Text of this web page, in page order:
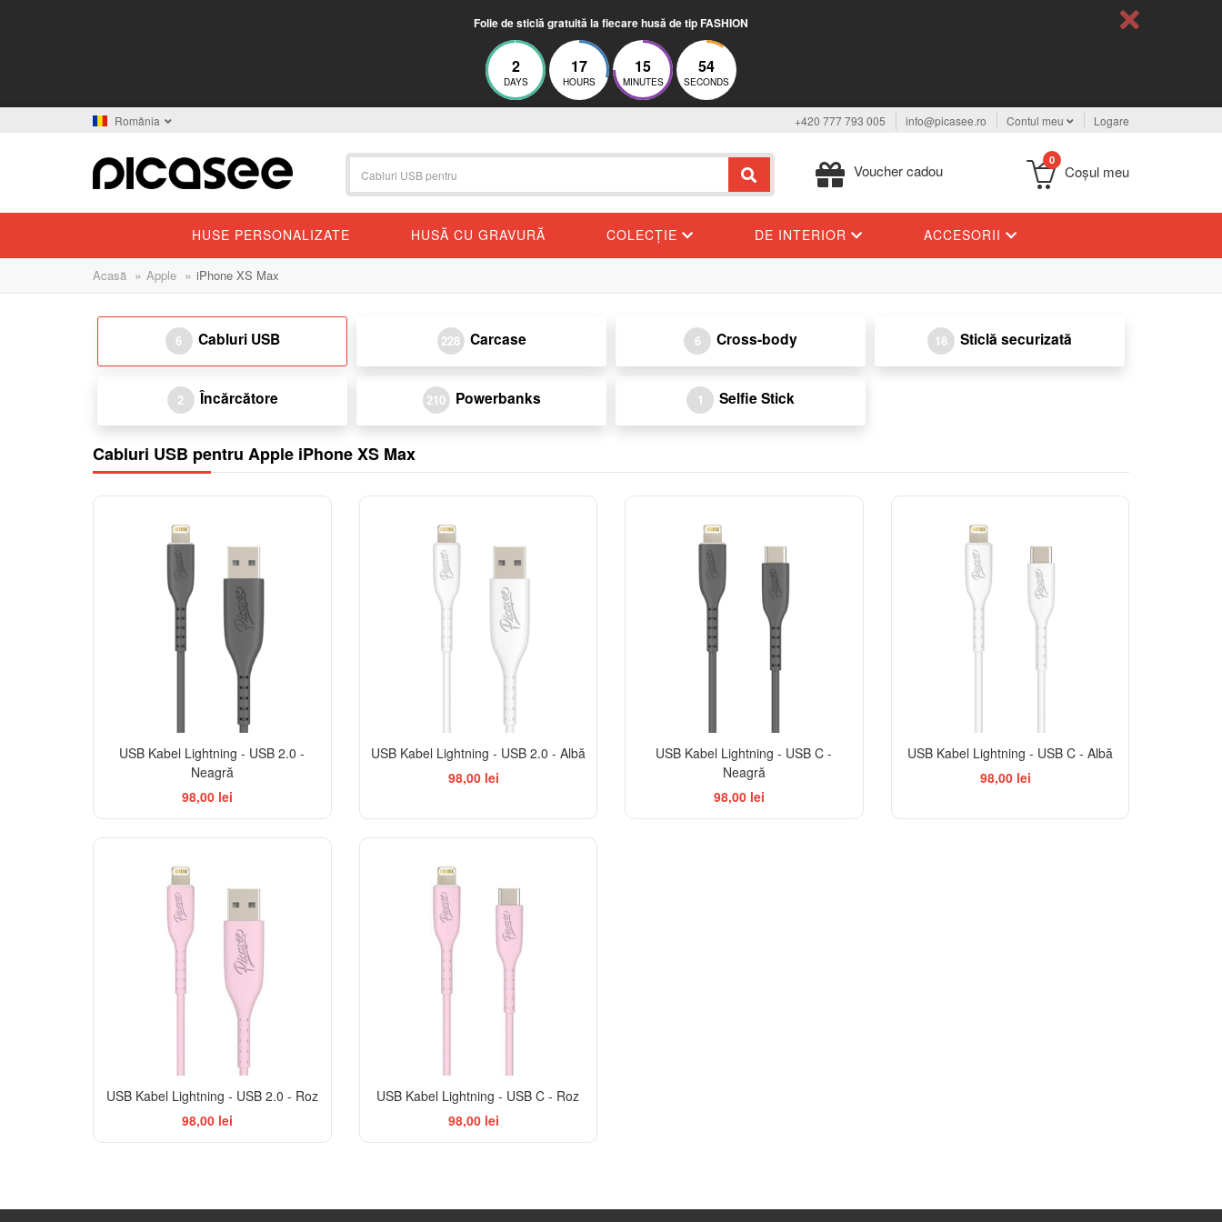
Folie de sticlă gratuită la fiecare husă de tip FASHION
2
DAYS
17
HOURS
15
MINUTES
54
SECONDS
România +420 777 793 005 info@picasee.ro Contul meu Logare
Voucher cadou
0
Coşul meu
HUSE PERSONALIZATE HUSĂ CU GRAVURĂ COLECȚIE DE INTERIOR ACCESORII
Acasă » Apple » iPhone XS Max
6 Cabluri USB 228 Carcase 6 Cross-body 18 Sticlă securizată
2 Încărcătore 210 Powerbanks 1 Selfie Stick
Cabluri USB pentru Apple iPhone XS Max
USB Kabel Lightning - USB 2.0 -
Neagră
98,00 lei
USB Kabel Lightning - USB 2.0 - Albă
98,00 lei
USB Kabel Lightning - USB C -
Neagră
98,00 lei
USB Kabel Lightning - USB C - Albă
98,00 lei
USB Kabel Lightning - USB 2.0 - Roz
98,00 lei
USB Kabel Lightning - USB C - Roz
98,00 lei